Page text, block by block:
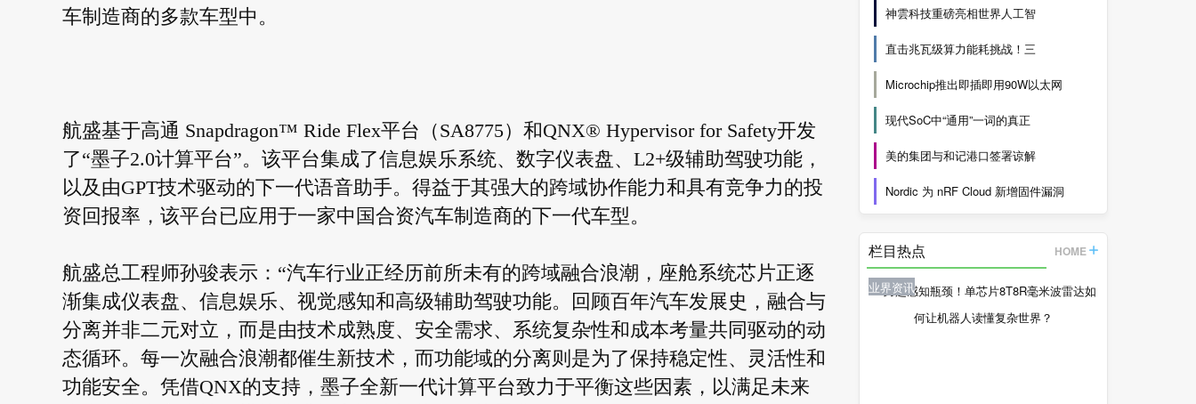
车制造商的多款车型中。
航盛基于高通 Snapdragon™ Ride Flex平台（SA8775）和QNX® Hypervisor for Safety开发
了“墨子2.0计算平台”。该平台集成了信息娱乐系统、数字仪表盘、L2+级辅助驾驶功能，
以及由GPT技术驱动的下一代语音助手。得益于其强大的跨域协作能力和具有竞争力的投
资回报率，该平台已应用于一家中国合资汽车制造商的下一代车型。
航盛总工程师孙骏表示：“汽车行业正经历前所未有的跨域融合浪潮，座舱系统芯片正逐
渐集成仪表盘、信息娱乐、视觉感知和高级辅助驾驶功能。回顾百年汽车发展史，融合与
分离并非二元对立，而是由技术成熟度、安全需求、系统复杂性和成本考量共同驱动的动
态循环。每一次融合浪潮都催生新技术，而功能域的分离则是为了保持稳定性、灵活性和
功能安全。凭借QNX的支持，墨子全新一代计算平台致力于平衡这些因素，以满足未来
神雲科技重磅亮相世界人工智
直击兆瓦级算力能耗挑战！三
Microchip推出即插即用90W以太网
现代SoC中“通用”一词的真正
美的集团与和记港口签署谅解
Nordic 为 nRF Cloud 新增固件漏洞
栏目热点 HOME
业界资讯